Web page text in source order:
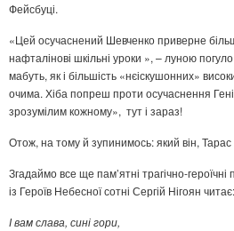
Фейсбуці.
«Цей осучаснений Шевченко приверне
нафталінові шкільні уроки », – луною
мабуть, як і більшість «нєіскушонних»
очима. Хіба попреш проти осучаснення
зрозумілим кожному», тут і зараз!
Отож, на тому й зупинимось: який він,
Згадаймо все ще пам’ятні трагічно-
із Героїв Небесної сотні Сергій Нігоян читає:
І вам слава, сині гори,